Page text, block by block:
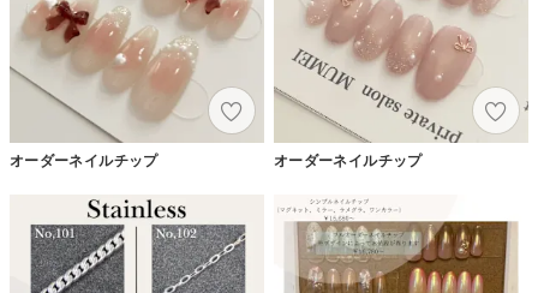
オーダーネイルチップ オーダーネイルチップ